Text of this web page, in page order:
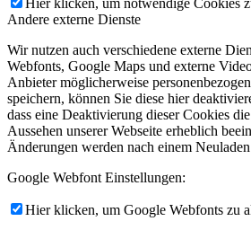
Andere externe Dienste
Wir nutzen auch verschiedene externe
Webfonts, Google Maps und externe
Anbieter möglicherweise
speichern, können Sie diese hier
dass eine Deaktivierung dieser Cookies
Aussehen unserer Webseite erheblich
Änderungen werden nach einem
Google Webfont Einstellungen:
Hier klicken, um Google Webfonts zu